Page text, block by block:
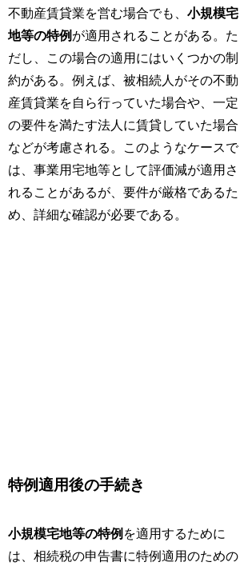
不動産賃貸業を営む場合でも、小規模宅
地等の特例 が適用されることがある。た
だし、この場合の適用にはいくつかの制
約がある。例えば、被相続人がその不動
産賃貸業を自ら行っていた場合や、一定
の要件を満たす法人に賃貸していた場合
などが考慮される。このようなケースで
は、事業用宅地等として評価減が適用さ
れることがあるが、要件が厳格であるた
め、詳細な確認が必要である。
特例適用後の手続き
小規模宅地等の特例 を適用するために
は、相続税の申告書に特例適用のための